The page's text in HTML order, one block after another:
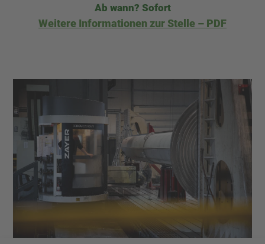
Ab wann? Sofort
Weitere Informationen zur Stelle – PDF